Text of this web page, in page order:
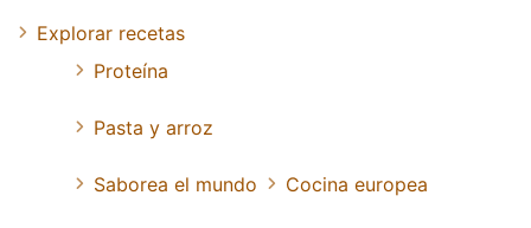
Explorar recetas
Proteína
Pasta y arroz
Saborea el mundo Cocina europea